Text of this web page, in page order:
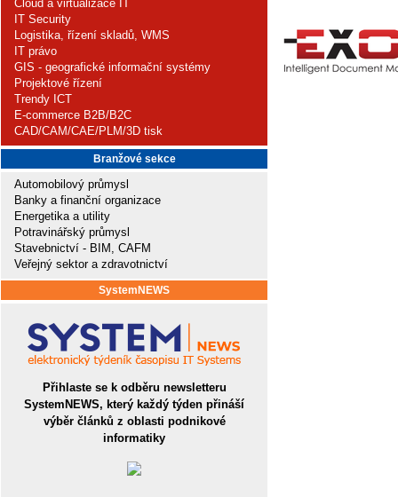
Cloud a virtualizace IT
IT Security
Logistika, řízení skladů, WMS
IT právo
GIS - geografické informační systémy
Projektové řízení
Trendy ICT
E-commerce B2B/B2C
CAD/CAM/CAE/PLM/3D tisk
Branžové sekce
Automobilový průmysl
Banky a finanční organizace
Energetika a utility
Potravinářský průmysl
Stavebnictví - BIM, CAFM
Veřejný sektor a zdravotnictví
SystemNEWS
Přihlaste se k odběru newsletteru
SystemNEWS, který každý týden přináší
výběr článků z oblasti podnikové
informatiky